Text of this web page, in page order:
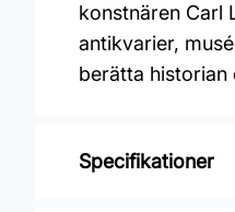
konstnären Carl
antikvarier,
berätta historian
Specifikationer